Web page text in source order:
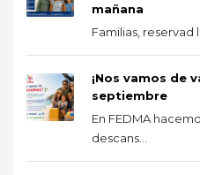
mañana
Familias, reservad
¡Nos vamos de
septiembre
En FEDMA
descans...